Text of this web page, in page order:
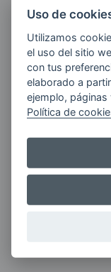
Quiero
electrónico.
Si tienes
pedido
Uso de
Utilizamos
el uso del sitio
con tus
elaborado a
ejemplo, páginas
Política de